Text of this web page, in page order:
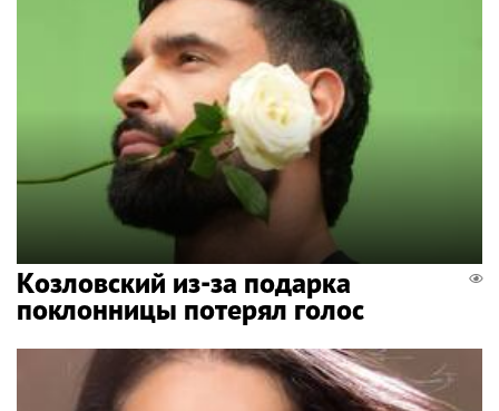
Козловский из-за подарка
поклонницы потерял голос